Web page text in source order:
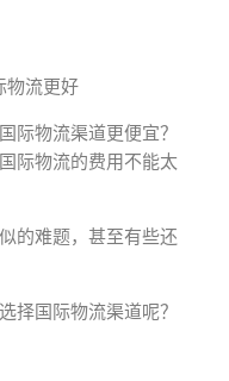
物流更好
际物流渠道更便宜？
际物流的费用不能太
的难题，甚至有些还
择国际物流渠道呢？